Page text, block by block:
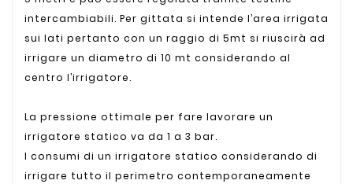
intercambiabili. Per gittata si intende l’area irrigata
sui lati pertanto con un raggio di 5mt si riuscirà ad
irrigare un diametro di 10 mt considerando al
centro l’irrigatore.
La pressione ottimale per fare lavorare un
irrigatore statico va da 1 a 3 bar.
I consumi di un irrigatore statico considerando di
irrigare tutto il perimetro contemporaneamente